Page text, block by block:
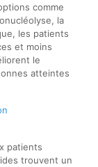
comme
la
les patients
et moins
le
atteintes
patients
trouvent un